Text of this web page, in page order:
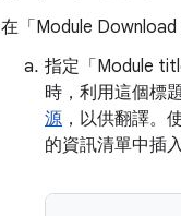
在「Module Download
指定「Module
時，利用這個標
源 ，以供翻譯。
的資訊清單中插